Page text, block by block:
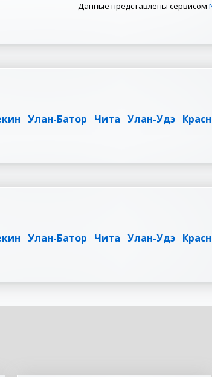
Данные представлены сервисом
Улан-Батор Чита Улан-Удэ
Улан-Батор Чита Улан-Удэ